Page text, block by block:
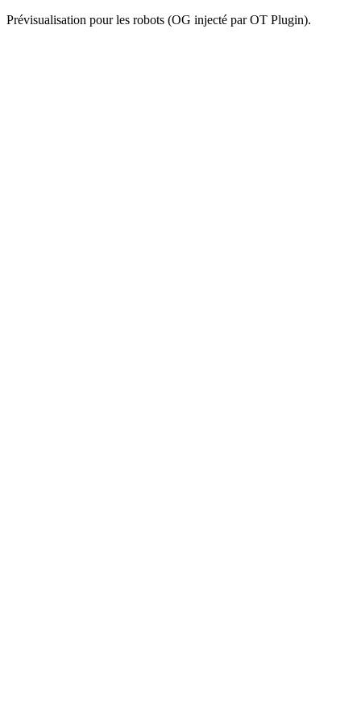
Prévisualisation pour les robots (OG injecté par OT Plugin).